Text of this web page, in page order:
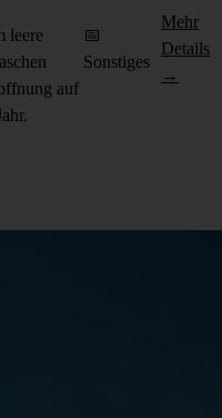
leere
auf
📅
Sonstiges
Mehr
Details
→